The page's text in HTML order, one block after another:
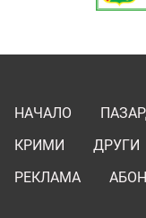
НАЧАЛО
КРИМИ
ДРУГИ
РЕКЛАМА